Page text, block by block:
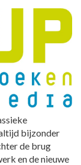
bijzonder
de brug
en de nieuwe